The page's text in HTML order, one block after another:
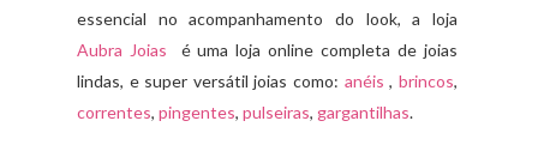
essencial no acompanhamento do look, a loja
Aubra Joias é uma loja online completa de joias
lindas, e super versátil joias como: anéis, brincos,
correntes, pingentes, pulseiras, gargantilhas.